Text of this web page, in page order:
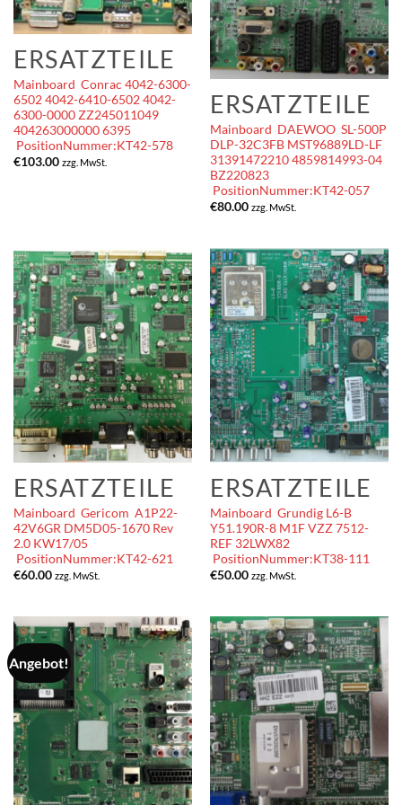
ERSATZTEILE
Mainboard Conrac 4042-6300-
6502 4042-6410-6502 4042-
6300-0000 ZZ245011049
404263000000 6395
PositionNummer:KT42-578
€103.00 zzg. MwSt.
ERSATZTEILE
Mainboard DAEWOO SL-500P
DLP-32C3FB MST96889LD-LF
31391472210 4859814993-04
BZ220823
PositionNummer:KT42-057
€80.00 zzg. MwSt.
ERSATZTEILE
Mainboard Gericom A1P22-
42V6GR DM5D05-1670 Rev
2.0 KW17/05
PositionNummer:KT42-621
€60.00 zzg. MwSt.
ERSATZTEILE
Mainboard Grundig L6-B
Y51.190R-8 M1F VZZ 7512-
REF 32LWX82
PositionNummer:KT38-111
€50.00 zzg. MwSt.
Angebot!